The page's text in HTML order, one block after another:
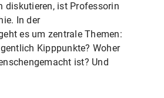
diskutieren, ist Professorin
In der
es um zentrale Themen:
Kipppunkte? Woher
ist? Und